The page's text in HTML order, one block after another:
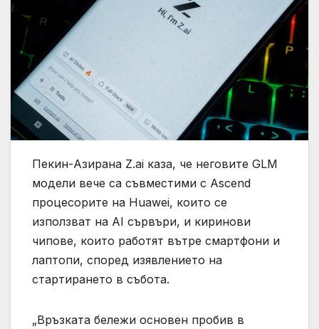
Пекин-Азирана Z.ai каза, че неговите GLM
модели вече са съвместими с Ascend
процесорите на Huawei, които се
използват на AI сървъри, и киринови
чипове, които работят вътре смартфони и
лаптопи, според изявлението на
стартирането в събота.
„Връзката бележи основен пробив в